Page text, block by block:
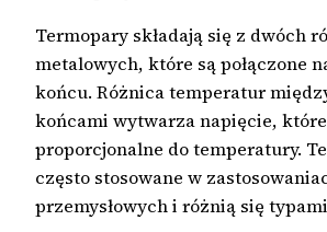
Termopary składają się z dwóch
metalowych, które są połączone
końcu. Różnica temperatur
końcami wytwarza napięcie,
proporcjonalne do temperatury.
często stosowane w
przemysłowych i różnią się